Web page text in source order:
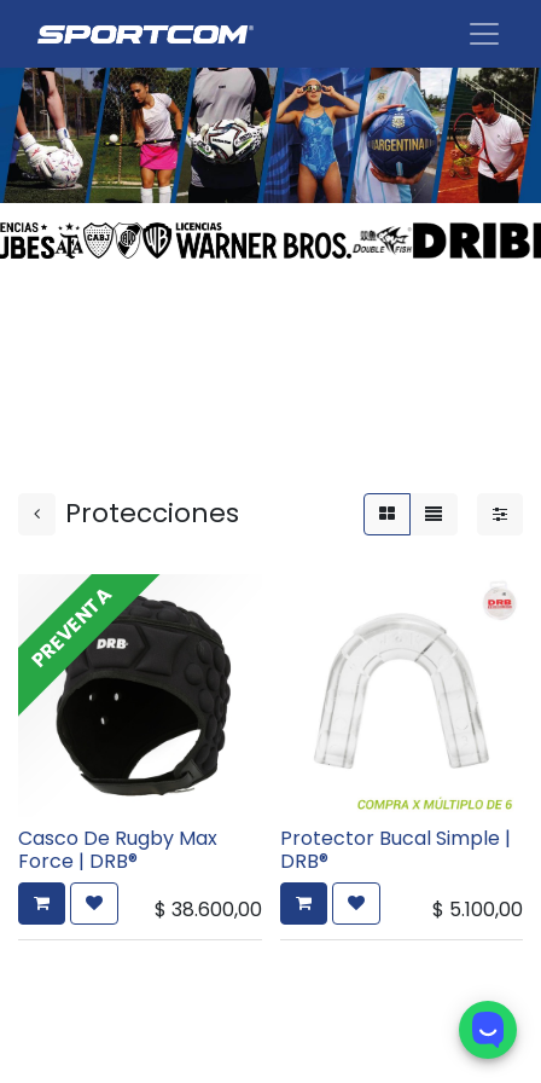
Protecciones
PREVENTA
Casco De Rugby Max
Force | DRB®
$ 38.600,00
Protector Bucal Simple |
DRB®
$ 5.100,00